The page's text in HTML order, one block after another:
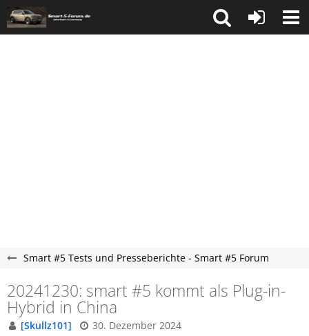
Smart #5 Tests und Presseberichte - Smart #5 Forum
20241230: smart #5 kommt als Plug-in-
Hybrid in China
[Skullz101]
30. Dezember 2024